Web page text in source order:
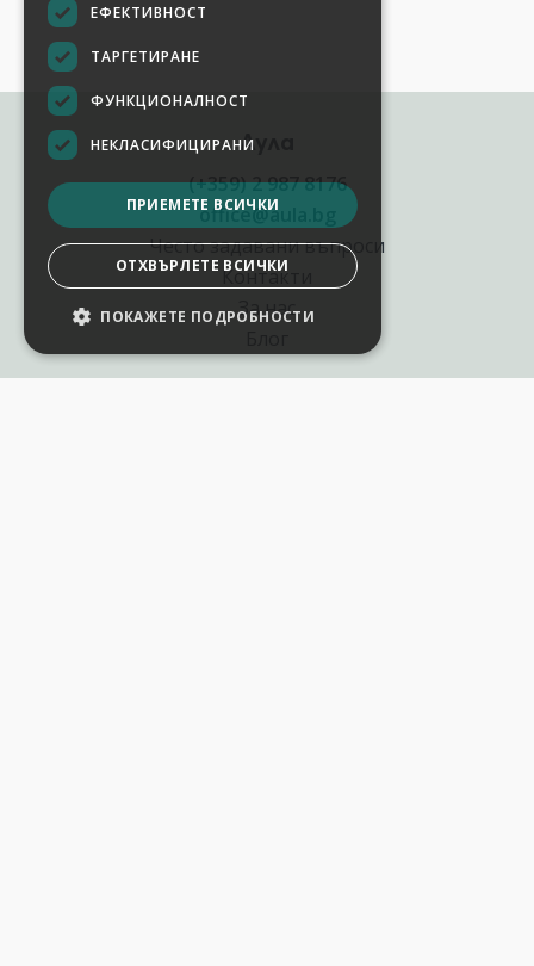
Аула
(+359) 2 987 8176
office@aula.bg
Често задавани въпроси
Контакти
За нас
ЕФЕКТИВНОСТ
ТАРГЕТИРАНЕ
ФУНКЦИОНАЛНОСТ
НЕКЛАСИФИЦИРАНИ
ПРИЕМЕТЕ ВСИЧКИ
ОТХВЪРЛЕТЕ ВСИЧКИ
ПОКАЖЕТЕ ПОДРОБНОСТИ